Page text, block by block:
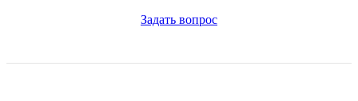
Задать вопрос